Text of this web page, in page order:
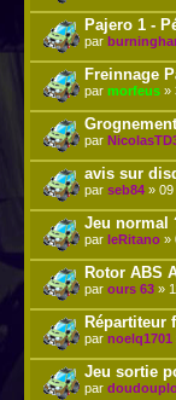
Pajero 1 -
par
Freinnage
par morfeus »
par
avis sur
par seb84 » 09
Jeu normal
par leRitano »
Rotor ABS
par ours 63 »
Répartiteur
par noelq1701
Jeu sortie
par